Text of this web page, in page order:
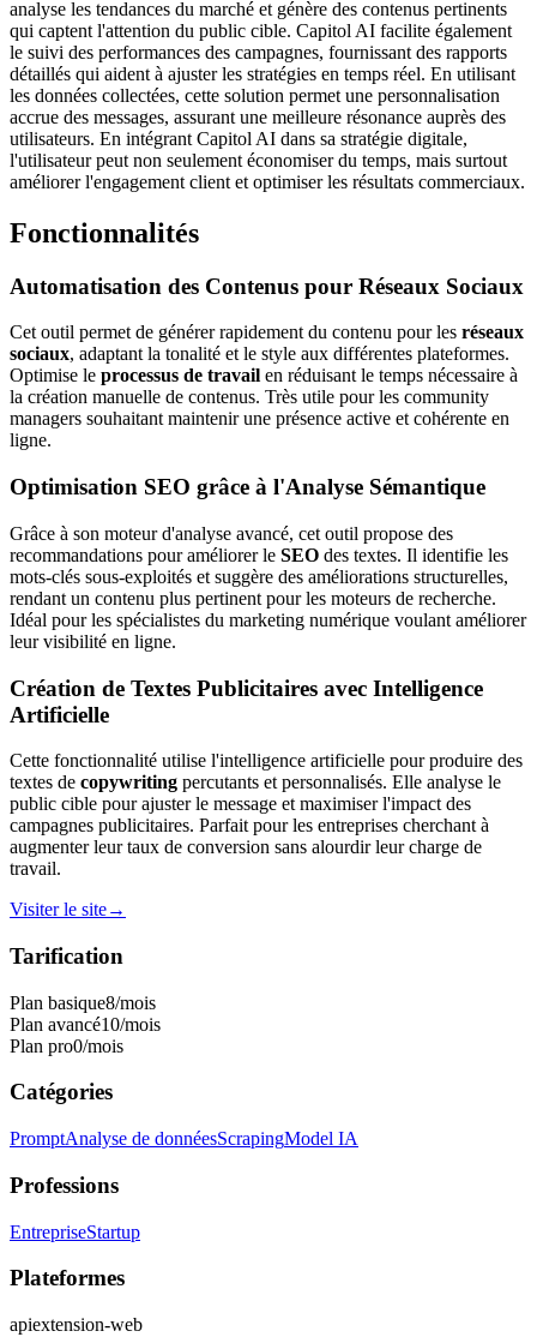
analyse les tendances du marché et génère des contenus pertinents
qui captent l'attention du public cible. Capitol AI facilite également
le suivi des performances des campagnes, fournissant des rapports
détaillés qui aident à ajuster les stratégies en temps réel. En utilisant
les données collectées, cette solution permet une personnalisation
accrue des messages, assurant une meilleure résonance auprès des
utilisateurs. En intégrant Capitol AI dans sa stratégie digitale,
l'utilisateur peut non seulement économiser du temps, mais surtout
améliorer l'engagement client et optimiser les résultats commerciaux.
Fonctionnalités
Automatisation des Contenus pour Réseaux Sociaux
Cet outil permet de générer rapidement du contenu pour les réseaux
sociaux, adaptant la tonalité et le style aux différentes plateformes.
Optimise le processus de travail en réduisant le temps nécessaire à
la création manuelle de contenus. Très utile pour les community
managers souhaitant maintenir une présence active et cohérente en
ligne.
Optimisation SEO grâce à l'Analyse Sémantique
Grâce à son moteur d'analyse avancé, cet outil propose des
recommandations pour améliorer le SEO des textes. Il identifie les
mots-clés sous-exploités et suggère des améliorations structurelles,
rendant un contenu plus pertinent pour les moteurs de recherche.
Idéal pour les spécialistes du marketing numérique voulant améliorer
leur visibilité en ligne.
Création de Textes Publicitaires avec Intelligence
Artificielle
Cette fonctionnalité utilise l'intelligence artificielle pour produire des
textes de copywriting percutants et personnalisés. Elle analyse le
public cible pour ajuster le message et maximiser l'impact des
campagnes publicitaires. Parfait pour les entreprises cherchant à
augmenter leur taux de conversion sans alourdir leur charge de
travail.
Visiter le site→
Tarification
Plan basique8/mois
Plan avancé10/mois
Plan pro0/mois
Catégories
PromptAnalyse de donnéesScrapingModel IA
Professions
EntrepriseStartup
Plateformes
apiextension-web